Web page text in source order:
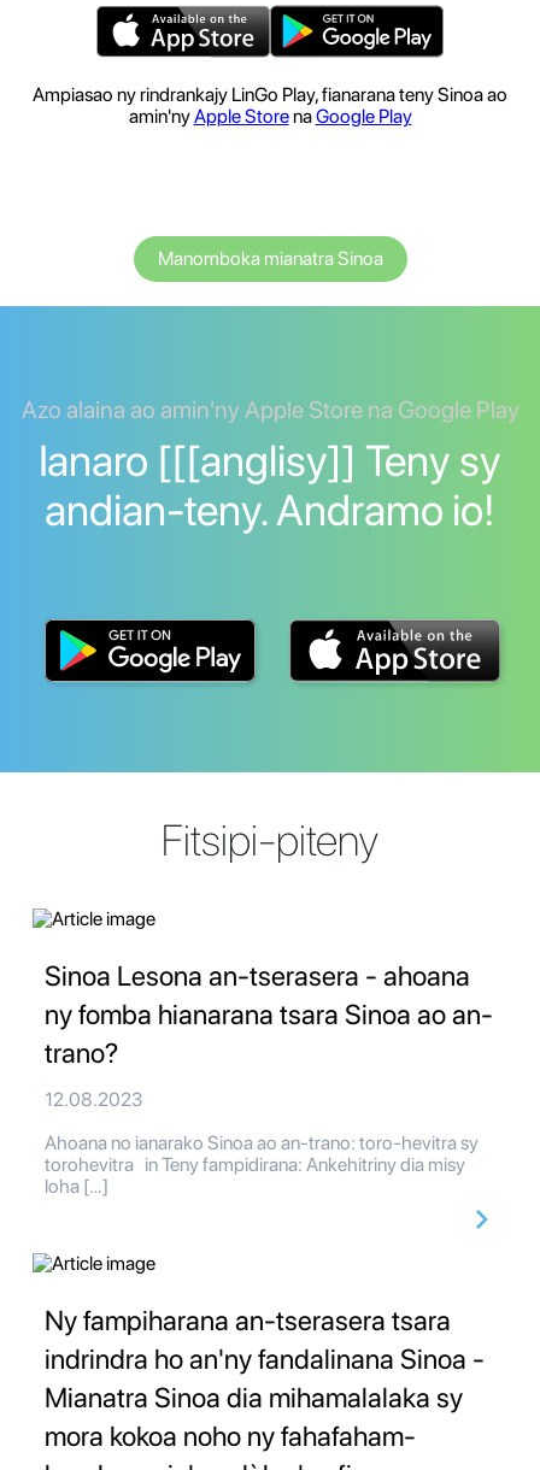
Ampiasao ny rindrankajy LinGo Play, fianarana teny Sinoa ao
amin'nyApple StorenaGoogle Play
Manomboka mianatra Sinoa
Azo alaina ao amin'ny Apple Store na Google Play
Ianaro [[[anglisy]] Teny sy
andian-teny. Andramo io!
Fitsipi-piteny
Sinoa Lesona an-tserasera - ahoana
ny fomba hianarana tsara Sinoa ao an-
trano?
12.08.2023
Ahoana no ianarako Sinoa ao an-trano: toro-hevitra sy
torohevitra in Teny fampidirana: Ankehitriny dia misy
loha […]
Ny fampiharana an-tserasera tsara
indrindra ho an'ny fandalinana Sinoa -
Mianatra Sinoa dia mihamalalaka sy
mora kokoa noho ny fahafaham-